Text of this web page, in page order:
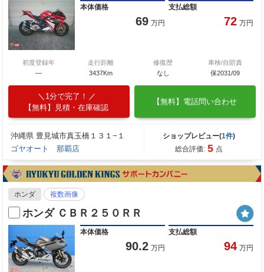
本体価格
69 万円
支払総額
72 万円
初度登録年
―
走行距離
3437Km
修復歴
なし
車検/自賠責
保2031/09
1分で完了！
【無料】見積・在庫確認
【無料】電話問い合わせ
沖縄県 豊見城市真玉橋１３１−１
ゴヤオート 那覇店
ショップレビュー(1件)
総合評価: 5 点
ホンダ 複数画像
ホンダ ＣＢＲ２５０ＲＲ
本体価格
90.2 万円
支払総額
94 万円